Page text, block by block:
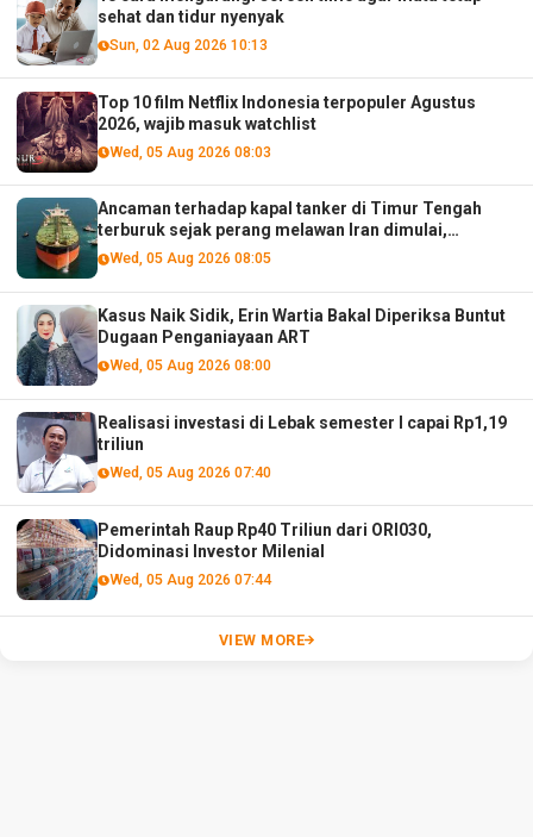
sehat dan tidur nyenyak
Sun, 02 Aug 2026 10:13
Top 10 film Netflix Indonesia terpopuler Agustus
2026, wajib masuk watchlist
Wed, 05 Aug 2026 08:03
Ancaman terhadap kapal tanker di Timur Tengah
terburuk sejak perang melawan Iran dimulai,
menurut analis
Wed, 05 Aug 2026 08:05
Kasus Naik Sidik, Erin Wartia Bakal Diperiksa Buntut
Dugaan Penganiayaan ART
Wed, 05 Aug 2026 08:00
Realisasi investasi di Lebak semester I capai Rp1,19
triliun
Wed, 05 Aug 2026 07:40
Pemerintah Raup Rp40 Triliun dari ORI030,
Didominasi Investor Milenial
Wed, 05 Aug 2026 07:44
VIEW MORE